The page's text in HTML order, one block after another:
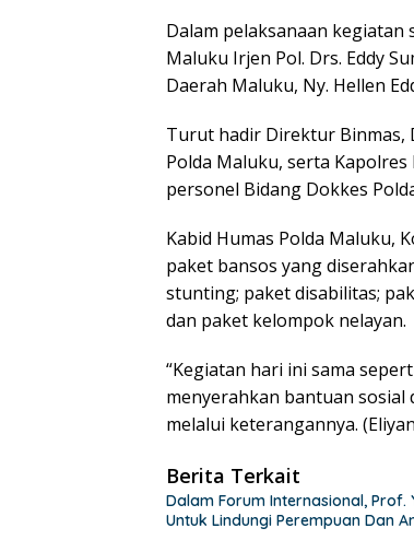
Dalam pelaksanaan
Maluku Irjen Pol. Drs. Eddy
Daerah Maluku, Ny. Hellen
Turut hadir Direktur Binmas,
Polda Maluku, serta
personel Bidang Dokkes
Kabid Humas Polda Maluku,
paket bansos yang
stunting; paket disabilitas;
dan paket kelompok nelayan.
“Kegiatan hari ini sama
menyerahkan bantuan sosial
melalui keterangannya.
Berita Terkait
Dalam Forum Internasional,
Untuk Lindungi Perempuan Dan